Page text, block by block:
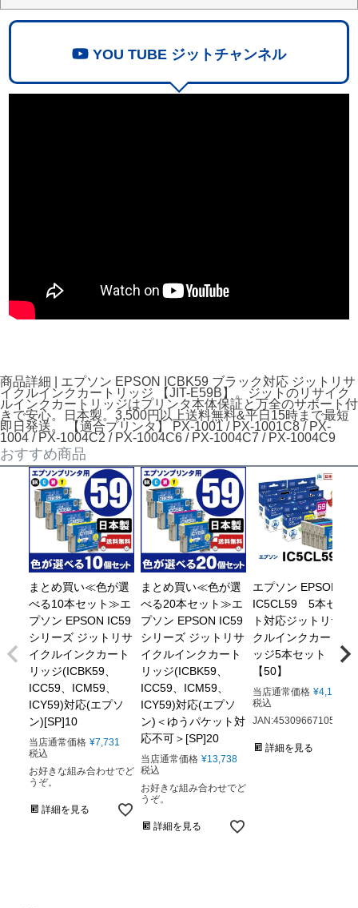
YOU TUBE ジットチャンネル
商品詳細 | エプソン EPSON ICBK59 ブラック対応 ジットリサ
イクルインクカートリッジ 【JIT-E59B】。ジットのリサイク
ルインクカートリッジはプリンタ本体保証と万全のサポート付
きで安心。日本製。3,500円以上送料無料&平日15時まで最短
即日発送。 【適合プリンタ】 PX-1001 / PX-1001C8 / PX-
1004 / PX-1004C2 / PX-1004C6 / PX-1004C7 / PX-1004C9
おすすめ商品
まとめ買い≪色が選
べる10本セット≫エ
プソン EPSON IC59
シリーズ ジットリサ
イクルインクカート
リッジ(ICBK59、
ICC59、ICM59、
ICY59)対応(エプソ
ン)[SP]10
当店通常価格 ¥7,731
税込
お好きな組み合わせでど
うぞ。
詳細を見る
まとめ買い≪色が選
べる20本セット≫エ
プソン EPSON IC59
シリーズ ジットリサ
イクルインクカート
リッジ(ICBK59、
ICC59、ICM59、
ICY59)対応(エプソ
ン)＜ゆうパケット対
応不可＞[SP]20
当店通常価格 ¥13,738
税込
お好きな組み合わせでど
うぞ。
詳細を見る
エプソン EPSON
IC5CL59 5本セッ
ト対応ジットリサイ
クルインクカートリ
ッジ5本セット
【50】
当店通常価格 ¥4,169
税込
JAN:4530966710508
詳細を見る